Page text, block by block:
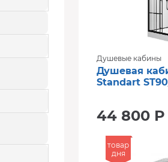
Душевые кабины
Душевая
Standart
44 800 Р
товар
дня